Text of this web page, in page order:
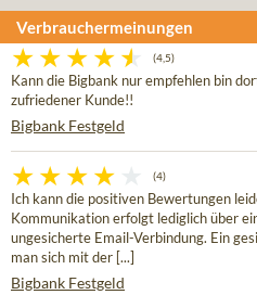
Verbrauchermeinungen
(4,5)
Kann die Bigbank nur empfehlen bin
zufriedener Kunde!!
Bigbank Festgeld
(4)
Ich kann die positiven Bewertungen
Kommunikation erfolgt lediglich über
ungesicherte Email-Verbindung. Ein
man sich mit der [...]
Bigbank Festgeld